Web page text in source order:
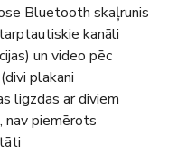
Bluetooth skaļrunis
kanāli
un video pēc
plakani
ligzdas ar diviem
nav piemērots